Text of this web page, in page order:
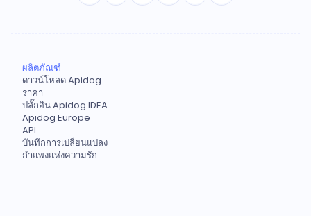
ผลิตภัณฑ์
ดาวน์โหลด Apidog
ราคา
ปลั๊กอิน Apidog IDEA
Apidog Europe
API
บันทึกการเปลี่ยนแปลง
กำแพงแห่งความรัก